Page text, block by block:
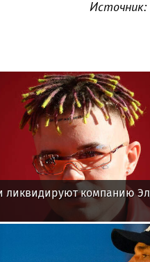
Источник:
ликвидируют компанию